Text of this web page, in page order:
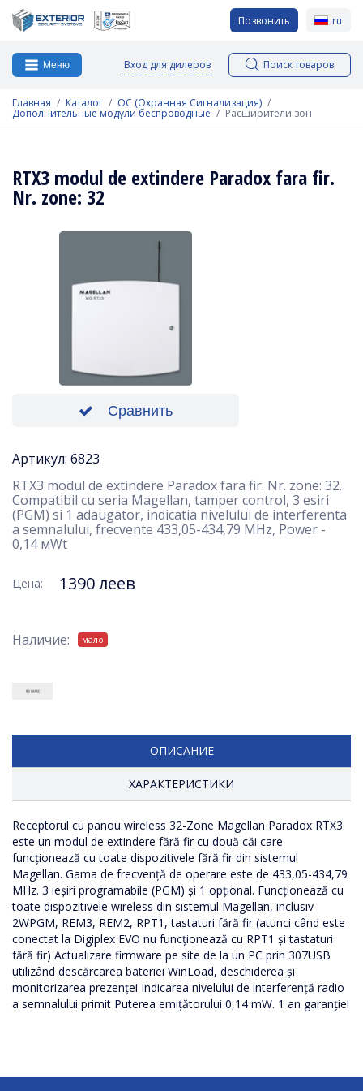
Позвонить ru
Меню Вход для дилеров Поиск товаров
Главная Каталог ОС (Охранная Сигнализация)
Дополнительные модули беспроводные Расширители зон
RTX3 modul de extindere Paradox fara fir.
Nr. zone: 32
Сравнить
Артикул: 6823
RTX3 modul de extindere Paradox fara fir. Nr. zone: 32.
Compatibil cu seria Magellan, tamper control, 3 esiri
(PGM) si 1 adaugator, indicatia nivelului de interferenta
a semnalului, frecvente 433,05-434,79 МHz, Power -
0,14 мWt
Цена: 1390 леев
Наличие: мало
ОПИСАНИЕ
ХАРАКТЕРИСТИКИ
Receptorul cu panou wireless 32-Zone Magellan Paradox RTX3
este un modul de extindere fără fir cu două căi care
funcționează cu toate dispozitivele fără fir din sistemul
Magellan. Gama de frecvență de operare este de 433,05-434,79
MHz. 3 ieșiri programabile (PGM) și 1 opțional. Funcționează cu
toate dispozitivele wireless din sistemul Magellan, inclusiv
2WPGM, REM3, REM2, RPT1, tastaturi fără fir (atunci când este
conectat la Digiplex EVO nu funcționează cu RPT1 și tastaturi
fără fir) Actualizare firmware pe site de la un PC prin 307USB
utilizând descărcarea bateriei WinLoad, deschiderea și
monitorizarea prezenței Indicarea nivelului de interferență radio
a semnalului primit Puterea emițătorului 0,14 mW. 1 an garanție!